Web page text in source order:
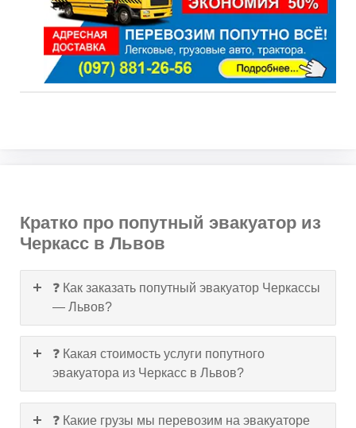
Кратко про попутный эвакуатор из
Черкасс в Львов
❓ Как заказать попутный эвакуатор Черкассы
— Львов?
❓ Какая стоимость услуги попутного
эвакуатора из Черкасс в Львов?
❓ Какие грузы мы перевозим на эвакуаторе